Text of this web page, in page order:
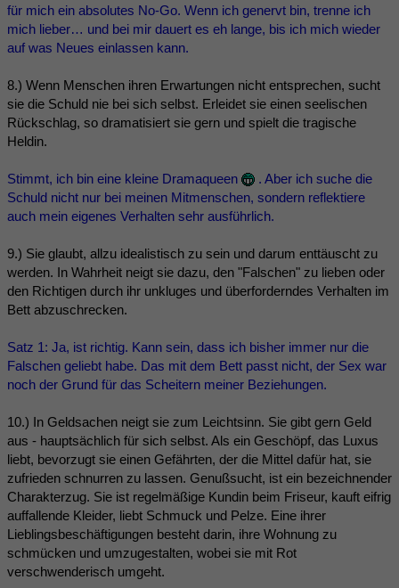
für mich ein absolutes No-Go. Wenn ich genervt bin, trenne ich
mich lieber… und bei mir dauert es eh lange, bis ich mich wieder
auf was Neues einlassen kann.
8.) Wenn Menschen ihren Erwartungen nicht entsprechen, sucht
sie die Schuld nie bei sich selbst. Erleidet sie einen seelischen
Rückschlag, so dramatisiert sie gern und spielt die tragische
Heldin.
Stimmt, ich bin eine kleine Dramaqueen
. Aber ich suche die
Schuld nicht nur bei meinen Mitmenschen, sondern reflektiere
auch mein eigenes Verhalten sehr ausführlich.
9.) Sie glaubt, allzu idealistisch zu sein und darum enttäuscht zu
werden. In Wahrheit neigt sie dazu, den "Falschen" zu lieben oder
den Richtigen durch ihr unkluges und überforderndes Verhalten im
Bett abzuschrecken.
Satz 1: Ja, ist richtig. Kann sein, dass ich bisher immer nur die
Falschen geliebt habe. Das mit dem Bett passt nicht, der Sex war
noch der Grund für das Scheitern meiner Beziehungen.
10.) In Geldsachen neigt sie zum Leichtsinn. Sie gibt gern Geld
aus - hauptsächlich für sich selbst. Als ein Geschöpf, das Luxus
liebt, bevorzugt sie einen Gefährten, der die Mittel dafür hat, sie
zufrieden schnurren zu lassen. Genußsucht, ist ein bezeichnender
Charakterzug. Sie ist regelmäßige Kundin beim Friseur, kauft eifrig
auffallende Kleider, liebt Schmuck und Pelze. Eine ihrer
Lieblingsbeschäftigungen besteht darin, ihre Wohnung zu
schmücken und umzugestalten, wobei sie mit Rot
verschwenderisch umgeht.